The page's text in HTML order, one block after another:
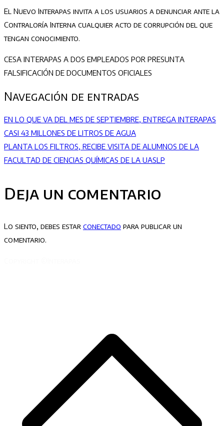
El Nuevo Interapas invita a los usuarios a denunciar ante la
Contraloría Interna cualquier acto de corrupción del que
tengan conocimiento.
CESA INTERAPAS A DOS EMPLEADOS POR PRESUNTA
FALSIFICACIÓN DE DOCUMENTOS OFICIALES
Navegación de entradas
EN LO QUE VA DEL MES DE SEPTIEMBRE, ENTREGA INTERAPAS
CASI 43 MILLONES DE LITROS DE AGUA
PLANTA LOS FILTROS, RECIBE VISITA DE ALUMNOS DE LA
FACULTAD DE CIENCIAS QUÍMICAS DE LA UASLP
Deja un comentario
Lo siento, debes estar conectado para publicar un
comentario.